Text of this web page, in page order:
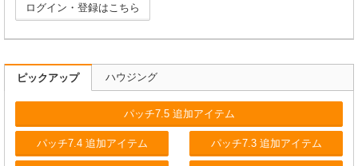
ログイン・登録はこちら
ピックアップ ハウジング
パッチ7.5 追加アイテム
パッチ7.4 追加アイテム パッチ7.3 追加アイテム